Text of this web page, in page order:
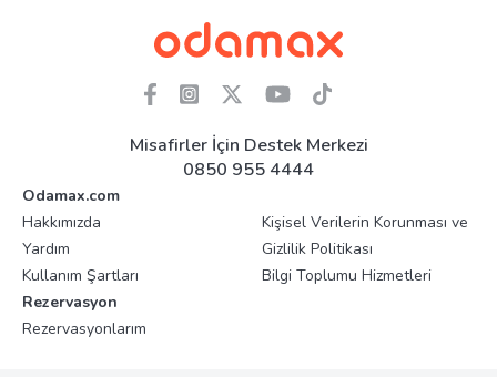
Misafirler İçin Destek Merkezi
0850 955 4444
Odamax.com
Hakkımızda
Yardım
Kullanım Şartları
Kişisel Verilerin Korunması ve
Gizlilik Politikası
Bilgi Toplumu Hizmetleri
Rezervasyon
Rezervasyonlarım